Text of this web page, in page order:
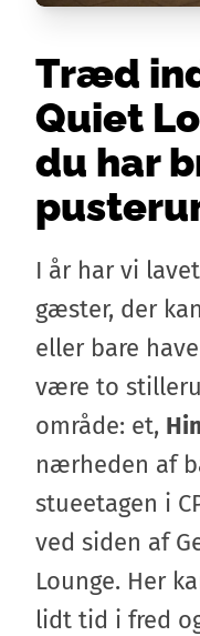
Træd
Quiet
du har
I år har vi
gæster, der
eller bare
være to
område: et,
nærheden af
stueetagen i
ved siden af
Lounge. Her
lidt tid i fred